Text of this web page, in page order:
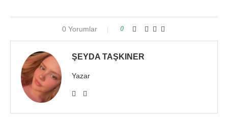
0 Yorumlar 0
ŞEYDA TAŞKINER
Yazar